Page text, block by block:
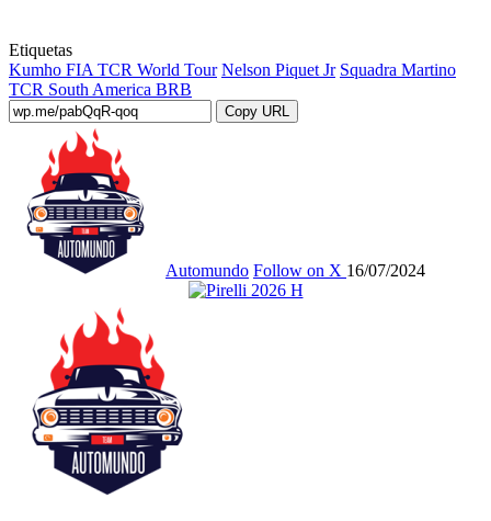
Etiquetas
Kumho FIA TCR World Tour Nelson Piquet Jr Squadra Martino
TCR South America BRB
Copy URL
Automundo Follow on X 16/07/2024